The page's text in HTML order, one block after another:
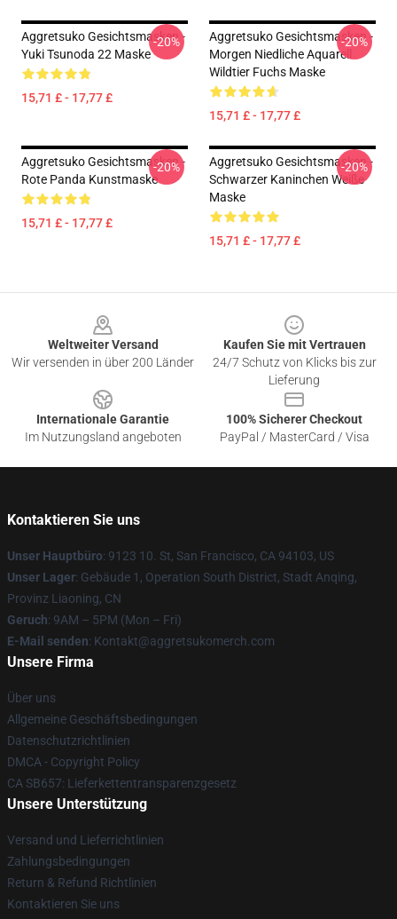
Aggretsuko Gesichtsmasken -
Yuki Tsunoda 22 Maske
15,71 £ - 17,77 £
-20%
Aggretsuko Gesichtsmasken -
Morgen Niedliche Aquarell
Wildtier Fuchs Maske
15,71 £ - 17,77 £
-20%
Aggretsuko Gesichtsmasken -
Rote Panda Kunstmaske
15,71 £ - 17,77 £
-20%
Aggretsuko Gesichtsmasken -
Schwarzer Kaninchen Weiße
Maske
15,71 £ - 17,77 £
-20%
Weltweiter Versand
Wir versenden in über 200 Länder
Kaufen Sie mit Vertrauen
24/7 Schutz von Klicks bis zur
Lieferung
Internationale Garantie
Im Nutzungsland angeboten
100% Sicherer Checkout
PayPal / MasterCard / Visa
Kontaktieren Sie uns
Unser Hauptbüro: 9123 10. St, San Francisco, CA 94103, US
Unser Lager: Gebäude 1, Operation South District, Stadt Anqing,
Provinz Liaoning, CN
Geruch: 9AM – 5PM (Mon – Fri)
E-Mail senden: Kontakt@aggretsukomerch.com
Unsere Firma
Über uns
Allgemeine Geschäftsbedingungen
Datenschutzrichtlinien
DMCA - Copyright Policy
CA SB657: Lieferkettentransparenzgesetz
Unsere Unterstützung
Versand und Lieferrichtlinien
Zahlungsbedingungen
Return & Refund Richtlinien
Kontaktieren Sie uns